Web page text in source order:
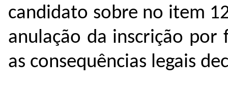
candidato sobre no item
anulação da inscrição
as consequências legais